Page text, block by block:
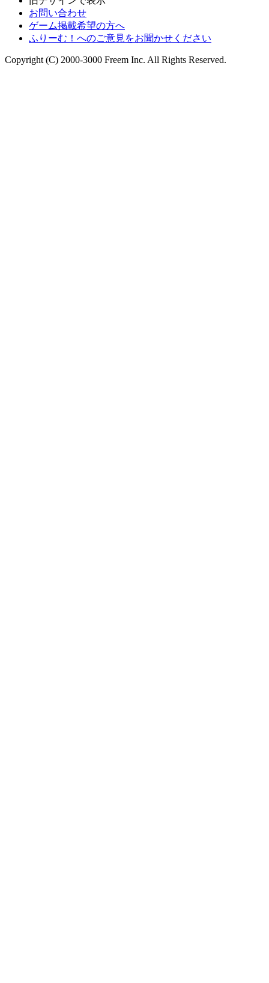
お問い合わせ
ゲーム掲載希望の方へ
ふりーむ！へのご意見をお聞かせください
Copyright (C) 2000-3000 Freem Inc. All Rights Reserved.